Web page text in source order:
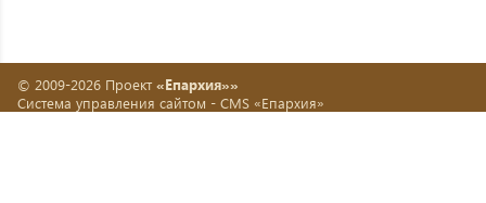
© 2009-2026 Проект «Епархия»»
Система управления сайтом - CMS «Епархия»